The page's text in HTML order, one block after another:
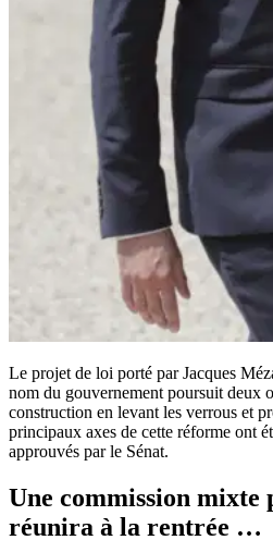
Le projet de loi porté par Jacques
nom du gouvernement poursuit deux
construction en levant les verrous et
principaux axes de cette réforme ont
approuvés par le Sénat.
Une commission mixte
réunira à la rentrée …